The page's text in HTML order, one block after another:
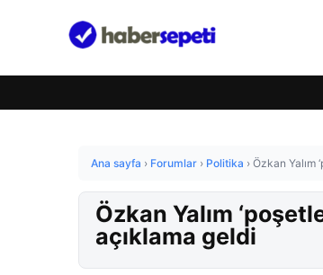
Ana sayfa › Forumlar › Politika › Özkan Yalım
Özkan Yalım
açıklama geldi